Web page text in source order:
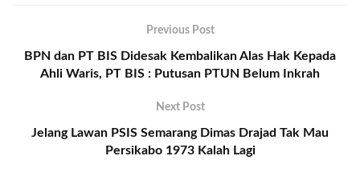
Previous Post
BPN dan PT BIS Didesak Kembalikan Alas Hak Kepada
Ahli Waris, PT BIS : Putusan PTUN Belum Inkrah
Next Post
Jelang Lawan PSIS Semarang Dimas Drajad Tak Mau
Persikabo 1973 Kalah Lagi